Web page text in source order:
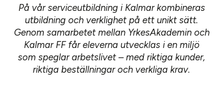
På vår serviceutbildning i Kalmar kombineras
utbildning och verklighet på ett unikt sätt.
Genom samarbetet mellan YrkesAkademin och
Kalmar FF får eleverna utvecklas i en miljö
som speglar arbetslivet – med riktiga kunder,
riktiga beställningar och verkliga krav.